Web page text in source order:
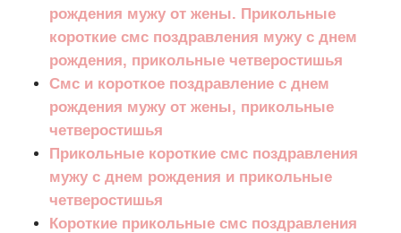
рождения мужу от жены. Прикольные
короткие смс поздравления мужу с днем
рождения, прикольные четверостишья
Смс и короткое поздравление с днем
рождения мужу от жены, прикольные
четверостишья
Прикольные короткие смс поздравления
мужу с днем рождения и прикольные
четверостишья
Короткие прикольные смс поздравления